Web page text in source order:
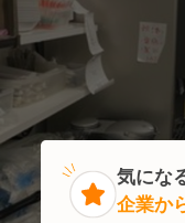
気にな
企業か